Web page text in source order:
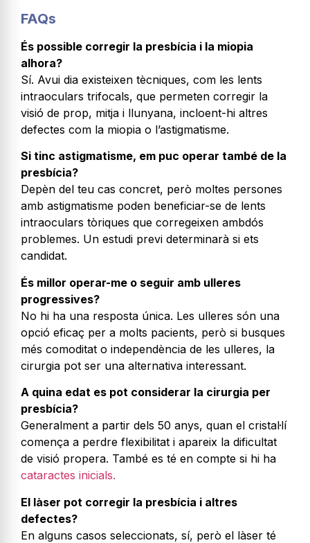
FAQs
És possible corregir la presbícia i la miopia
alhora?
Sí. Avui dia existeixen tècniques, com les lents
intraoculars trifocals, que permeten corregir la
visió de prop, mitja i llunyana, incloent-hi altres
defectes com la miopia o l’astigmatisme.
Si tinc astigmatisme, em puc operar també de la
presbícia?
Depèn del teu cas concret, però moltes persones
amb astigmatisme poden beneficiar-se de lents
intraoculars tòriques que corregeixen ambdós
problemes. Un estudi previ determinarà si ets
candidat.
És millor operar-me o seguir amb ulleres
progressives?
No hi ha una resposta única. Les ulleres són una
opció eficaç per a molts pacients, però si busques
més comoditat o independència de les ulleres, la
cirurgia pot ser una alternativa interessant.
A quina edat es pot considerar la cirurgia per
presbícia?
Generalment a partir dels 50 anys, quan el cristal·lí
comença a perdre flexibilitat i apareix la dificultat
de visió propera. També es té en compte si hi ha
cataractes inicials.
El làser pot corregir la presbícia i altres
defectes?
En alguns casos seleccionats, sí, però el làser té